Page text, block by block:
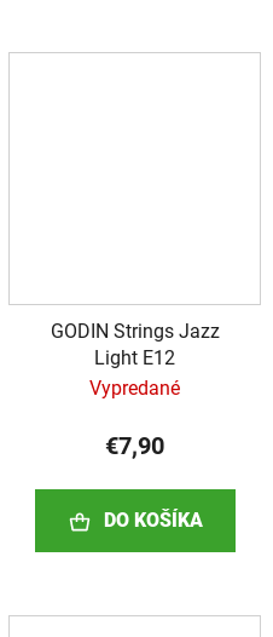
GODIN Strings Jazz
Light E12
Vypredané
€7,90
DO KOŠÍKA